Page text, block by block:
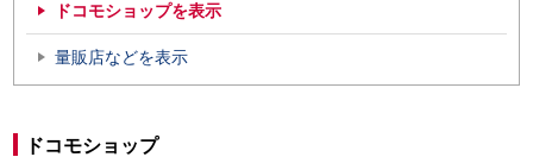
ドコモショップを表示
量販店などを表示
ドコモショップ